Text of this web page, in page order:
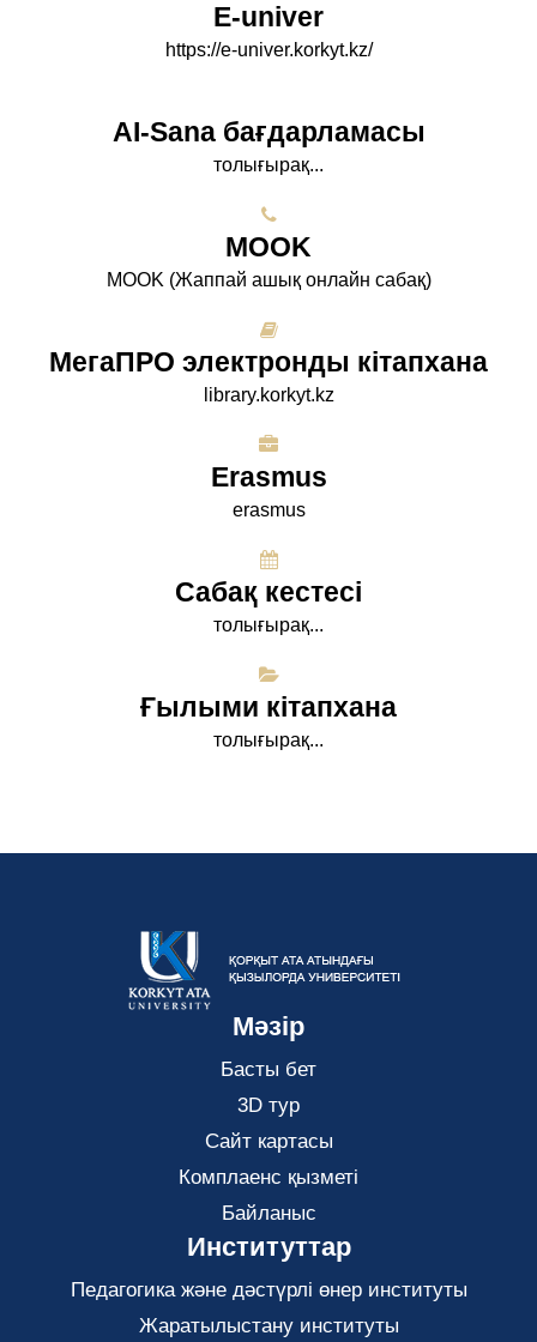
E-univer
https://e-univer.korkyt.kz/
AI-Sana бағдарламасы
толығырақ...
МООK
МООK (Жаппай ашық онлайн сабақ)
МегаПРО электронды кітапхана
library.korkyt.kz
Erasmus
erasmus
Сабақ кестесі
толығырақ...
Ғылыми кітапхана
толығырақ...
Мәзір
Басты бет
3D тур
Сайт картасы
Комплаенс қызметі
Байланыс
Институттар
Педагогика және дәстүрлі өнер институты
Жаратылыстану институты